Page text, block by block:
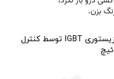
تعمیر کوره القایی ۱ تن ترانزیستوری IGBT توسط کنترل